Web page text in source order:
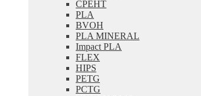
CPEHT
PLA
BVOH
PLA MINERAL
Impact PLA
FLEX
HIPS
PETG
PCTG